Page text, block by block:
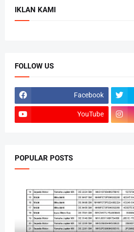
IKLAN KAMI
FOLLOW US
Facebook
YouTube
POPULAR POSTS